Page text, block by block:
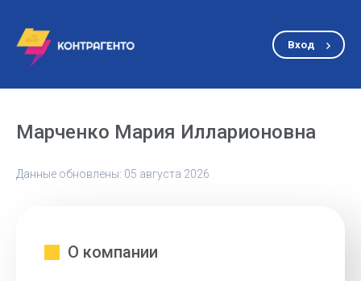
Вход
Марченко Мария Илларионовна
Данные обновлены: 05 августа 2026
О компании